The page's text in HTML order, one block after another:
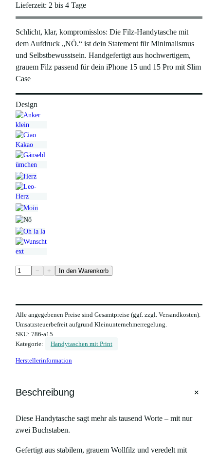
Lieferzeit: 2 bis 4 Tage
Schlicht, klar, kompromisslos: Die Filz-Handytasche mit
dem Aufdruck „NÖ.“ ist dein Statement für Minimalismus
und Selbstbewusstsein. Handgefertigt aus hochwertigem,
grauem Filz passend für dein iPhone 15 und 15 Pro mit Slim
Case
Design
H
d
y
t
a
c
e
a
s
g
r
− + In den Warenkorb
Alle angegebenen Preise sind Gesamtpreise (ggf. zzgl. Versandkosten).
Umsatzsteuerbefreit aufgrund Kleinunternehmerregelung.
SKU: 786-a15
Kategorie:
Handytaschen mit Print
Herstellerinformation
Beschreibung +
Diese Handytasche sagt mehr als tausend Worte – mit nur
zwei Buchstaben.
Gefertigt aus stabilem, grauem Wollfilz und veredelt mit